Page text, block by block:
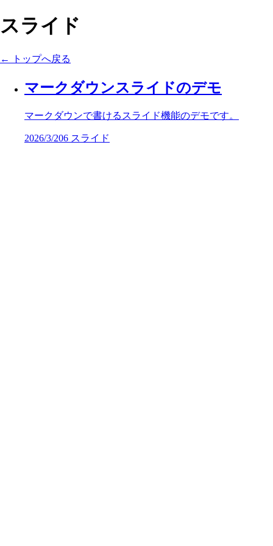
スライド
← トップへ戻る
マークダウンスライドのデモ
マークダウンで書けるスライド機能のデモです。
2026/3/206 スライド